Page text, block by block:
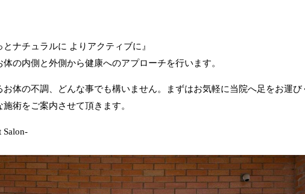
とナチュラルに よりアクティブに』
の内側と外側から健康へのアプローチを行います。
体の不調、どんな事でも構いません。まずはお気軽に当院へ足をお運び
術をご案内させて頂きます。
Salon-